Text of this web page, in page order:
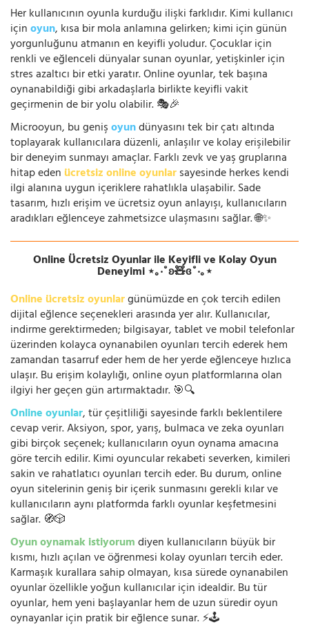
Her kullanıcının oyunla kurduğu ilişki farklıdır. Kimi kullanıcı
içinoyun, kısa bir mola anlamına gelirken; kimi için günün
yorgunluğunu atmanın en keyifli yoludur. Çocuklar için
renkli ve eğlenceli dünyalar sunan oyunlar, yetişkinler için
stres azaltıcı bir etki yaratır. Online oyunlar, tek başına
oynanabildiği gibi arkadaşlarla birlikte keyifli vakit
geçirmenin de bir yolu olabilir. 🎭🎉
Microoyun, bu genişoyundünyasını tek bir çatı altında
toplayarak kullanıcılara düzenli, anlaşılır ve kolay erişilebilir
bir deneyim sunmayı amaçlar. Farklı zevk ve yaş gruplarına
hitap eden ücretsiz online oyunlarsayesinde herkes kendi
ilgi alanına uygun içeriklere rahatlıkla ulaşabilir. Sade
tasarım, hızlı erişim ve ücretsiz oyun anlayışı, kullanıcıların
aradıkları eğlenceye zahmetsizce ulaşmasını sağlar. 🌐✨
Online Ücretsiz Oyunlar ile Keyifli ve Kolay Oyun
Deneyimi ⋆｡‧˚ʚ🧸ɞ˚‧｡⋆
Online ücretsiz oyunlargünümüzde en çok tercih edilen
dijital eğlence seçenekleri arasında yer alır. Kullanıcılar,
indirme gerektirmeden; bilgisayar, tablet ve mobil telefonlar
üzerinden kolayca oynanabilen oyunları tercih ederek hem
zamandan tasarruf eder hem de her yerde eğlenceye hızlıca
ulaşır. Bu erişim kolaylığı, online oyun platformlarına olan
ilgiyi her geçen gün artırmaktadır. 🎯🔍
Online oyunlar, tür çeşitliliği sayesinde farklı beklentilere
cevap verir. Aksiyon, spor, yarış, bulmaca ve zeka oyunları
gibi birçok seçenek; kullanıcıların oyun oynama amacına
göre tercih edilir. Kimi oyuncular rekabeti severken, kimileri
sakin ve rahatlatıcı oyunları tercih eder. Bu durum, online
oyun sitelerinin geniş bir içerik sunmasını gerekli kılar ve
kullanıcıların aynı platformda farklı oyunlar keşfetmesini
sağlar. 🧭🎲
Oyun oynamak istiyorumdiyen kullanıcıların büyük bir
kısmı, hızlı açılan ve öğrenmesi kolay oyunları tercih eder.
Karmaşık kurallara sahip olmayan, kısa sürede oynanabilen
oyunlar özellikle yoğun kullanıcılar için idealdir. Bu tür
oyunlar, hem yeni başlayanlar hem de uzun süredir oyun
oynayanlar için pratik bir eğlence sunar. ⚡🕹️